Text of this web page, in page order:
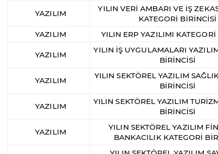
YAZILIM
YILIN VERİ AMBARI VE İŞ
KATEGORİ BİRİNCİSİ
YAZILIM
YILIN ERP YAZILIMI
YAZILIM
YILIN İŞ UYGULAMALARI
BİRİNCİSİ
YAZILIM
YILIN SEKTÖREL YAZILIM
BİRİNCİSİ
YAZILIM
YILIN SEKTÖREL YAZILIM
BİRİNCİSİ
YAZILIM
YILIN SEKTÖREL YAZILIM
BANKACILIK KATEGORİ